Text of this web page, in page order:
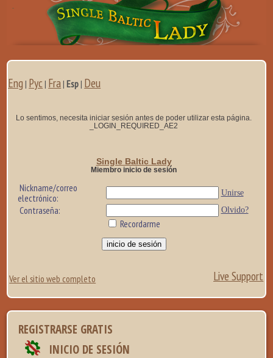
Eng | Рус | Fra|Esp| Deu
Lo sentimos, necesita iniciar sesión antes de poder utilizar esta página.
_LOGIN_REQUIRED_AE2
Single Baltic Lady
Miembro inicio de sesión
Nickname/correo
electrónico:
Unirse
Contraseña: Olvido?
Recordarme
Ver el sitio web completo Live Support
REGISTRARSE GRATIS
INICIO DE SESIÓN